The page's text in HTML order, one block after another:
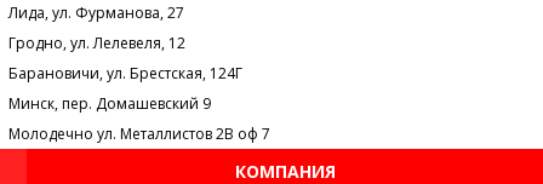
Лида, ул. Фурманова, 27
Гродно, ул. Лелевеля, 12
Барановичи, ул. Брестская, 124Г
Минск, пер. Домашевский 9
Молодечно ул. Металлистов 2В оф 7
КОМПАНИЯ